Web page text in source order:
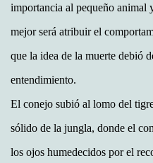
importancia al pequeño animal
mejor será atribuir el
que la idea de la muerte debió
entendimiento.
El conejo subió al lomo del
sólido de la jungla, donde el
los ojos humedecidos por el